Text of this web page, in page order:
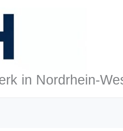
in Nordrhein-